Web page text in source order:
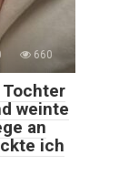
660
weinte
an
ich